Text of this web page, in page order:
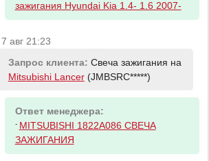
зажигания Hyundai Kia 1.4- 1.6 2007-
7 авг 21:23
Запрос клиента: Свеча зажигания на
Mitsubishi Lancer(JMBSRC*****)
Ответ менеджера:
- MITSUBISHI 1822A086 СВЕЧА
ЗАЖИГАНИЯ